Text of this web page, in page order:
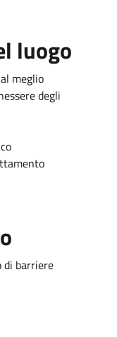
luogo
meglio
degli
di barriere